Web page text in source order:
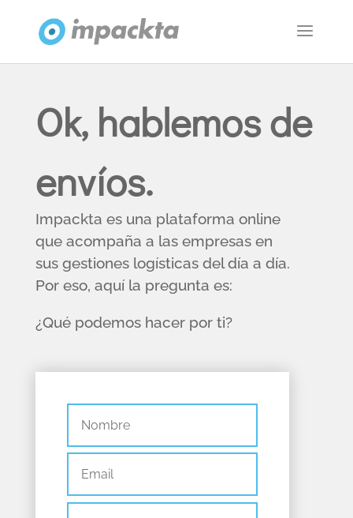
Ok, hablemos de
envíos.
Impackta es una plataforma online
que acompaña a las empresas en
sus gestiones logísticas del día a día.
Por eso, aquí la pregunta es:
¿Qué podemos hacer por ti?